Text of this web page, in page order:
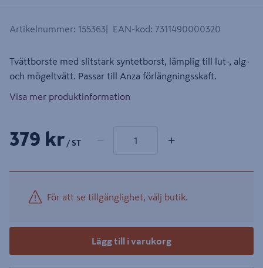
Artikelnummer: 155363 EAN-kod: 7311490000320
Tvättborste med slitstark syntetborst, lämplig till lut-, alg-
och mögeltvätt. Passar till Anza förlängningsskaft.
Visa mer produktinformation
379 kr / ST − +
För att se tillgänglighet, välj butik.
Lägg till i varukorg